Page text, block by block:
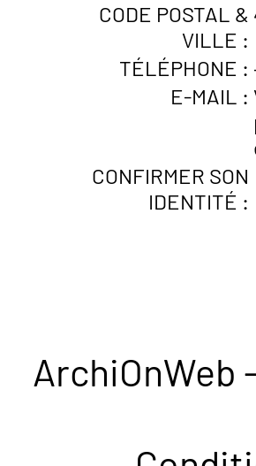
CODE POSTAL &
VILLE :
TÉLÉPHONE :
E-MAIL :
CONFIRMER SON
IDENTITÉ :
ArchiOnWeb